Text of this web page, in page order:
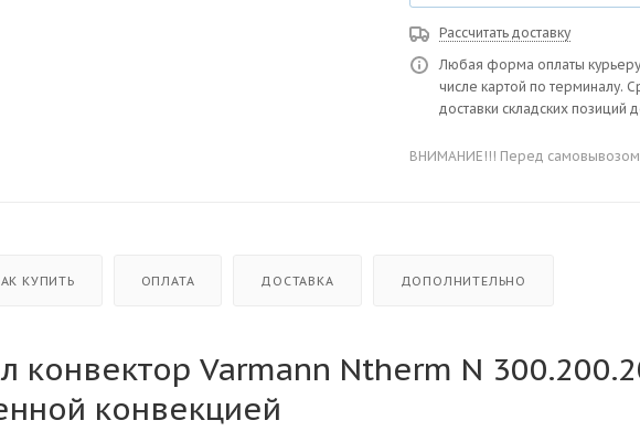
Рассчитать доставку
Любая форма оплаты
числе картой по терминалу.
доставки складских позиций
ВНИМАНИЕ!!! Перед самовывозом
КУПИТЬ ОПЛАТА ДОСТАВКА ДОПОЛНИТЕЛЬНО
конвектор Varmann Ntherm N
конвекцией